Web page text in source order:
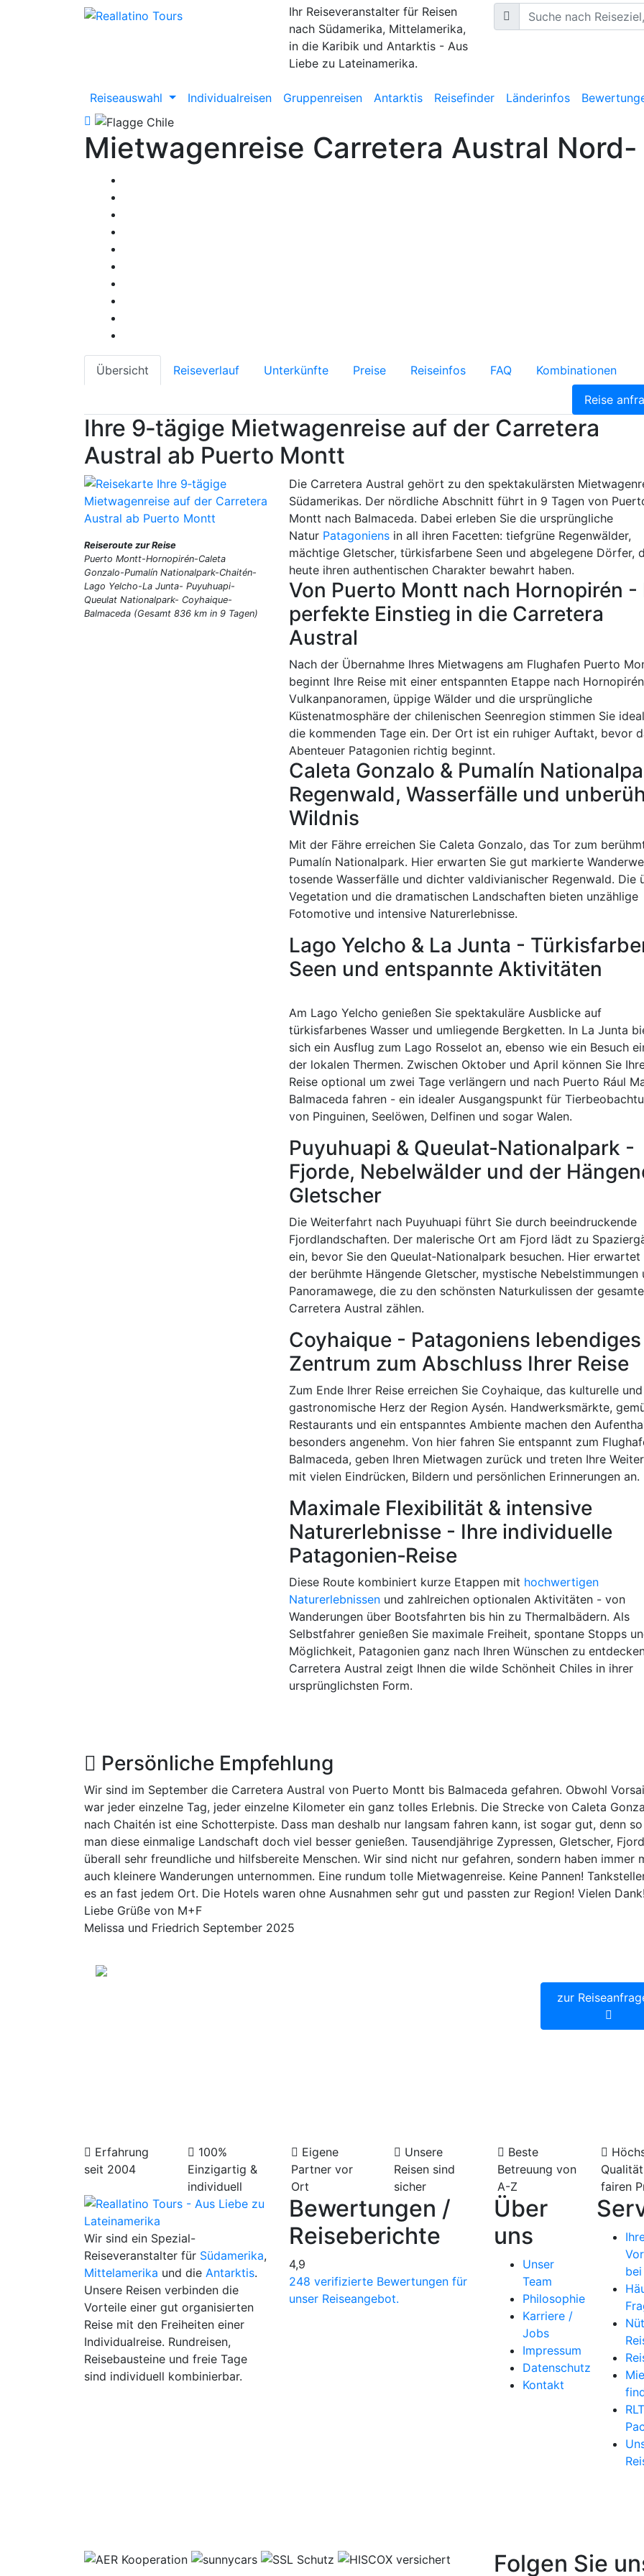
Ihr Reiseveranstalter für Reisen
nach Südamerika, Mittelamerika,
in die Karibik und Antarktis - Aus
Liebe zu Lateinamerika.
Reiseauswahl Individualreisen Gruppenreisen Antarktis Reisefinder Länderinfos
Mietwagenreise Carretera Austral
Übersicht Reiseverlauf Unterkünfte Preise Reiseinfos FAQ Kombinationen
Reise
Ihre 9‑tägige Mietwagenreise auf der Carretera
Austral ab Puerto Montt
Reiseroute zur Reise
Puerto Montt-Hornopirén-Caleta
Gonzalo-Pumalín Nationalpark-Chaitén-
Lago Yelcho-La Junta- Puyuhuapi-
Queulat Nationalpark- Coyhaique-
Balmaceda (Gesamt 836 km in 9 Tagen)
Die Carretera Austral gehört zu den spektakulärsten
Südamerikas. Der nördliche Abschnitt führt in 9 Tagen von
Montt nach Balmaceda. Dabei erleben Sie die ursprüngliche
Natur Patagoniensin all ihren Facetten: tiefgrüne Regenwälder,
mächtige Gletscher, türkisfarbene Seen und abgelegene Dörfer,
heute ihren authentischen Charakter bewahrt haben.
Von Puerto Montt nach Hornopirén -
perfekte Einstieg in die Carretera
Austral
Nach der Übernahme Ihres Mietwagens am Flughafen Puerto
beginnt Ihre Reise mit einer entspannten Etappe nach
Vulkanpanoramen, üppige Wälder und die ursprüngliche
Küstenatmosphäre der chilenischen Seenregion stimmen Sie
die kommenden Tage ein. Der Ort ist ein ruhiger Auftakt, bevor
Abenteuer Patagonien richtig beginnt.
Caleta Gonzalo & Pumalín
Regenwald, Wasserfälle und
Wildnis
Mit der Fähre erreichen Sie Caleta Gonzalo, das Tor zum
Pumalín Nationalpark. Hier erwarten Sie gut markierte
tosende Wasserfälle und dichter valdivianischer Regenwald. Die
Vegetation und die dramatischen Landschaften bieten unzählige
Fotomotive und intensive Naturerlebnisse.
Lago Yelcho & La Junta -
Seen und entspannte Aktivitäten
Am Lago Yelcho genießen Sie spektakuläre Ausblicke auf
türkisfarbenes Wasser und umliegende Bergketten. In La Junta
sich ein Ausflug zum Lago Rosselot an, ebenso wie ein Besuch
der lokalen Thermen. Zwischen Oktober und April können Sie
Reise optional um zwei Tage verlängern und nach Puerto Rául
Balmaceda fahren - ein idealer Ausgangspunkt für
von Pinguinen, Seelöwen, Delfinen und sogar Walen.
Puyuhuapi & Queulat‑Nationalpark -
Fjorde, Nebelwälder und der
Gletscher
Die Weiterfahrt nach Puyuhuapi führt Sie durch beeindruckende
Fjordlandschaften. Der malerische Ort am Fjord lädt zu
ein, bevor Sie den Queulat‑Nationalpark besuchen. Hier erwartet
der berühmte Hängende Gletscher, mystische Nebelstimmungen
Panoramawege, die zu den schönsten Naturkulissen der
Carretera Austral zählen.
Coyhaique - Patagoniens lebendiges
Zentrum zum Abschluss Ihrer Reise
Zum Ende Ihrer Reise erreichen Sie Coyhaique, das kulturelle und
gastronomische Herz der Region Aysén. Handwerksmärkte,
Restaurants und ein entspanntes Ambiente machen den
besonders angenehm. Von hier fahren Sie entspannt zum
Balmaceda, geben Ihren Mietwagen zurück und treten Ihre
mit vielen Eindrücken, Bildern und persönlichen Erinnerungen an.
Maximale Flexibilität & intensive
Naturerlebnisse - Ihre individuelle
Patagonien‑Reise
Diese Route kombiniert kurze Etappen mit hochwertigen
Naturerlebnissenund zahlreichen optionalen Aktivitäten - von
Wanderungen über Bootsfahrten bis hin zu Thermalbädern. Als
Selbstfahrer genießen Sie maximale Freiheit, spontane Stopps
Möglichkeit, Patagonien ganz nach Ihren Wünschen zu
Carretera Austral zeigt Ihnen die wilde Schönheit Chiles in ihrer
ursprünglichsten Form.
Persönliche Empfehlung
Wir sind im September die Carretera Austral von Puerto Montt bis Balmaceda gefahren. Obwohl
war jeder einzelne Tag, jeder einzelne Kilometer ein ganz tolles Erlebnis. Die Strecke von Caleta
nach Chaitén ist eine Schotterpiste. Dass man deshalb nur langsam fahren kann, ist sogar gut, denn
man diese einmalige Landschaft doch viel besser genießen. Tausendjährige Zypressen, Gletscher,
überall sehr freundliche und hilfsbereite Menschen. Wir sind nicht nur gefahren, sondern haben immer
auch kleinere Wanderungen unternommen. Eine rundum tolle Mietwagenreise. Keine Pannen!
es an fast jedem Ort. Die Hotels waren ohne Ausnahmen sehr gut und passten zur Region! Vielen
Liebe Grüße von M+F
Melissa und Friedrich September 2025
zur
Erfahrung
seit 2004
100%
Einzigartig &
individuell
Eigene
Partner vor
Ort
Unsere
Reisen sind
sicher
Beste
Betreuung von
A-Z
fairen
Wir sind ein Spezial-
Reiseveranstalter für Südamerika,
Mittelamerika und die Antarktis.
Unsere Reisen verbinden die
Vorteile einer gut organisierten
Reise mit den Freiheiten einer
Individualreise. Rundreisen,
Reisebausteine und freie Tage
sind individuell kombinierbar.
Bewertungen /
Reiseberichte
4,9
248 verifizierte Bewertungen für
unser Reiseangebot.
Über
uns
Unser
Team
Philosophie
Karriere /
Jobs
Impressum
Datenschutz
Kontakt
RLT
Folgen Sie